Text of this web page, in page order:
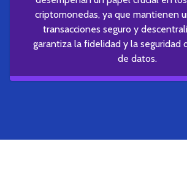
criptomonedas, ya que mantienen
transacciones seguro y
garantiza la fidelidad y la seguridad
de datos.